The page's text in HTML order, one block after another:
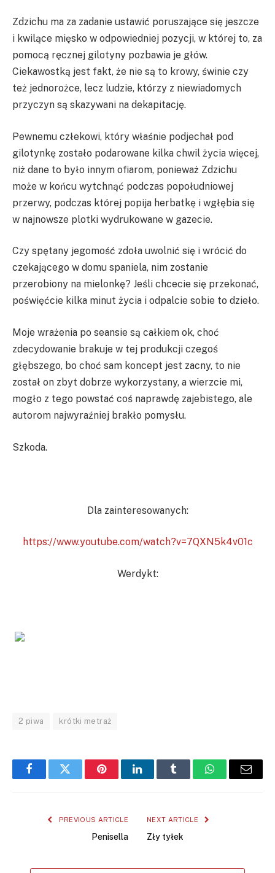
Zdzichu ma za zadanie ustawić poruszające się jeszcze
i kwilące mięsko w odpowiedniej pozycji, w której to, za
pomocą ręcznej gilotyny pozbawia je głów.
Ciekawostką jest fakt, że nie są to krowy, świnie czy
też jednorożce, lecz ludzie, którzy z niewiadomych
przyczyn są skazywani na dekapitację.
Pewnemu człekowi, który właśnie podjechał pod
gilotynkę zostało podarowane kilka chwil życia więcej,
niż dane to było innym ofiarom, ponieważ Zdzichu
może w końcu wytchnąć podczas popołudniowej
przerwy, podczas której popija herbatkę i wgłębia się
w najnowsze plotki wydrukowane w gazecie.
Czy spętany jegomość zdoła uwolnić się i wrócić do
czekającego w domu spaniela, nim zostanie
przerobiony na mielonkę? Jeśli chcecie się przekonać,
poświęćcie kilka minut życia i odpalcie sobie to dzieło.
Moje wrażenia po seansie są całkiem ok, choć
zdecydowanie brakuje w tej produkcji czegoś
głębszego, bo choć sam koncept jest zacny, to nie
został on zbyt dobrze wykorzystany, a wierzcie mi,
mogło z tego powstać coś naprawdę zajebistego, ale
autorom najwyraźniej brakło pomysłu.
Szkoda.
Dla zainteresowanych:
https://www.youtube.com/watch?v=7QXN5k4v01c
Werdykt:
2 piwa krótki metraż
FacebookTwitter PinterestLinkedInTumblr WhatsAppEmail
PREVIOUS ARTICLE
Penisella
NEXT ARTICLE
Zły tyłek